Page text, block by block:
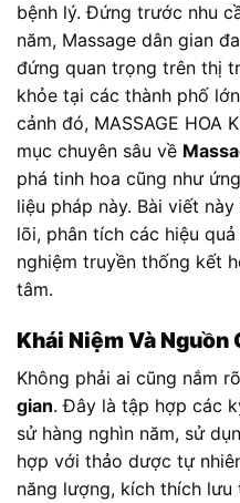
bệnh lý. Đứng trước nhu
năm, Massage dân gian
đứng quan trọng trên thị
khỏe tại các thành phố
cảnh đó, MASSAGE HOA
mục chuyên sâu về
phá tinh hoa cũng như
liệu pháp này. Bài viết
lõi, phân tích các hiệu
nghiệm truyền thống kết
tâm.
Khái Niệm Và Nguồn
Không phải ai cũng nắm
gian. Đây là tập hợp các
sử hàng nghìn năm, sử
hợp với thảo dược tự
năng lượng, kích thích